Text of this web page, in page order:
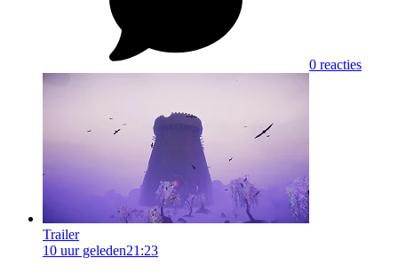
0 reacties
Trailer
10 uur geleden21:23